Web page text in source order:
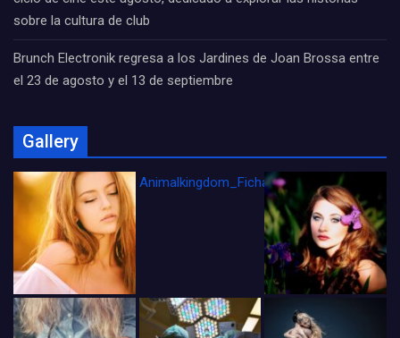
sobre la cultura de club
Brunch Electronik regresa a los Jardines de Joan Brossa entre
el 23 de agosto y el 13 de septiembre
Gallery
Animalkingdom_FichaCine